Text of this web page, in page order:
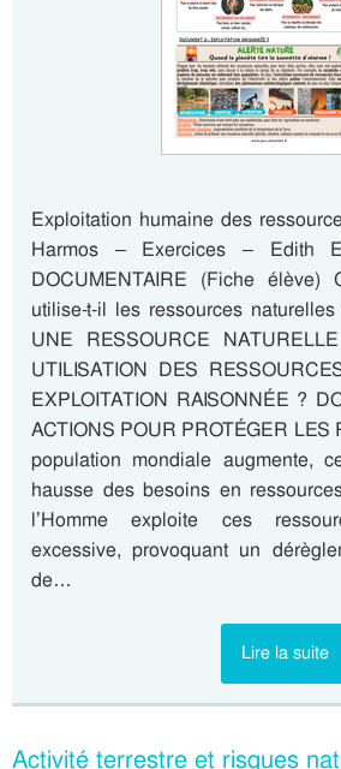
Exploitation humaine des
Harmos – Exercices – Edith
DOCUMENTAIRE (Fiche élève)
utilise-t-il les ressources
UNE RESSOURCE
UTILISATION DES
EXPLOITATION RAISONNÉE ?
ACTIONS POUR PROTÉGER LES
population mondiale augmente,
hausse des besoins en
l’Homme exploite ces
excessive, provoquant un
de…
Lire la suite
Activité terrestre et risques